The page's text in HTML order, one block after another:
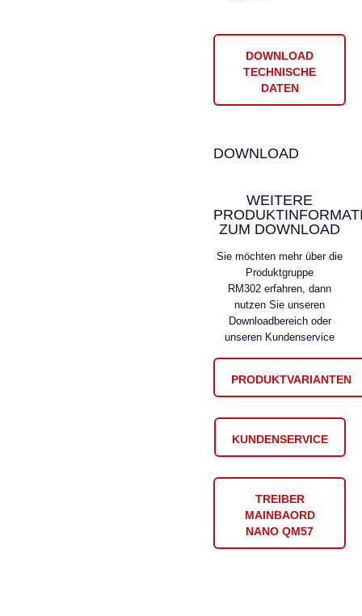
DOWNLOAD
TECHNISCHE
DATEN
DOWNLOAD
WEITERE
ZUM DOWNLOAD
Sie möchten mehr über die
Produktgruppe
RM302 erfahren, dann
nutzen Sie unseren
Downloadbereich oder
unseren Kundenservice
PRODUKTVARIANTEN
KUNDENSERVICE
TREIBER
MAINBAORD
NANO QM57